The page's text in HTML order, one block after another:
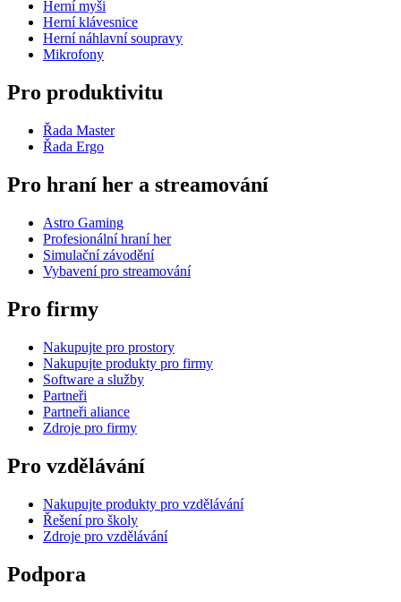
Herní myši
Herní klávesnice
Herní náhlavní soupravy
Mikrofony
Pro produktivitu
Řada Master
Řada Ergo
Pro hraní her a streamování
Astro Gaming
Profesionální hraní her
Simulační závodění
Vybavení pro streamování
Pro firmy
Nakupujte pro prostory
Nakupujte produkty pro firmy
Software a služby
Partneři
Partneři aliance
Zdroje pro firmy
Pro vzdělávání
Nakupujte produkty pro vzdělávání
Řešení pro školy
Zdroje pro vzdělávání
Podpora